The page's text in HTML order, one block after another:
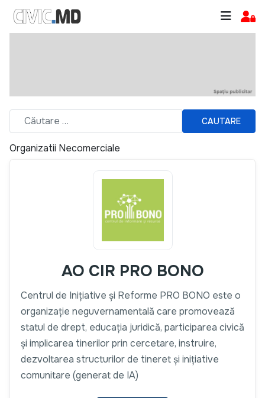
CAUTARE
Organizatii Necomerciale
AO CIR PRO BONO
Centrul de Inițiative și Reforme PRO BONO este o
organizație neguvernamentală care promovează
statul de drept, educația juridică, participarea civică
și implicarea tinerilor prin cercetare, instruire,
dezvoltarea structurilor de tineret și inițiative
comunitare (generat de IA)